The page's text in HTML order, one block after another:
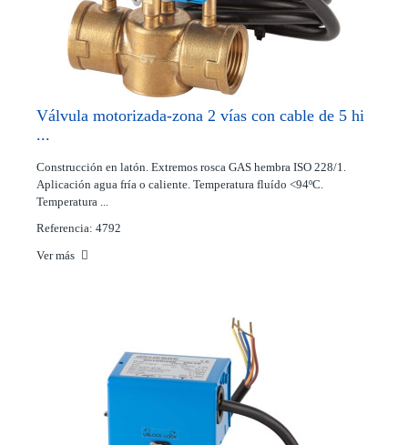
Válvula motorizada-zona 2 vías con cable de 5 hi
...
Construcción en latón. Extremos rosca GAS hembra ISO 228/1.
Aplicación agua fría o caliente. Temperatura fluído <94ºC.
Temperatura ...
Referencia: 4792
Ver más